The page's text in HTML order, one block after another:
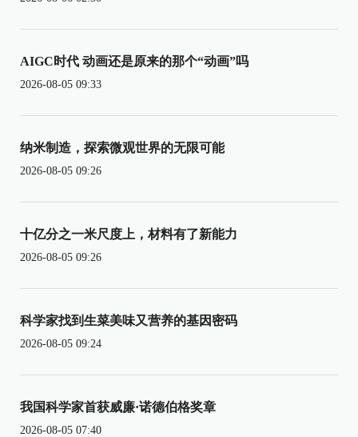
AIGC时代 动画还是原来的那个“动画”吗
2026-08-05 09:33
纳米制造，探索微观世界的无限可能
2026-08-05 09:26
十亿分之一米尺度上，材料有了新能力
2026-08-05 09:26
科学家找到生菜美味又营养的基因密码
2026-08-05 09:24
我国科学家首获威廉·诺德伯格奖章
2026-08-05 07:40